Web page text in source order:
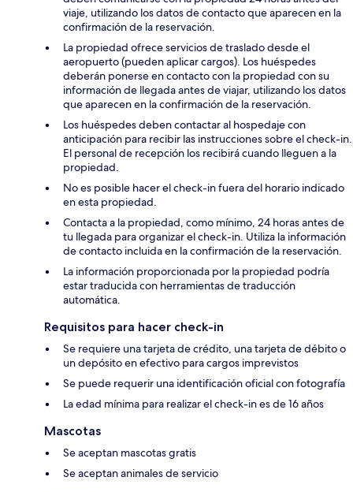
viaje, utilizando los datos de contacto que aparecen en la
confirmación de la reservación.
La propiedad ofrece servicios de traslado desde el
aeropuerto (pueden aplicar cargos). Los huéspedes
deberán ponerse en contacto con la propiedad con su
información de llegada antes de viajar, utilizando los datos
que aparecen en la confirmación de la reservación.
Los huéspedes deben contactar al hospedaje con
anticipación para recibir las instrucciones sobre el check-in.
El personal de recepción los recibirá cuando lleguen a la
propiedad.
No es posible hacer el check-in fuera del horario indicado
en esta propiedad.
Contacta a la propiedad, como mínimo, 24 horas antes de
tu llegada para organizar el check-in. Utiliza la información
de contacto incluida en la confirmación de la reservación.
La información proporcionada por la propiedad podría
estar traducida con herramientas de traducción
automática.
Requisitos para hacer check-in
Se requiere una tarjeta de crédito, una tarjeta de débito o
un depósito en efectivo para cargos imprevistos
Se puede requerir una identificación oficial con fotografía
La edad mínima para realizar el check-in es de 16 años
Mascotas
Se aceptan mascotas gratis
Se aceptan animales de servicio